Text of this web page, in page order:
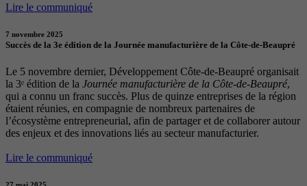
Lire le communiqué
7 novembre 2025
Succès de la 3e édition de la Journée manufacturière de la Côte-de-Beaupré
Le 5 novembre dernier, Développement Côte-de-Beaupré organisait
la 3ᵉ édition de la Journée manufacturière de la Côte-de-Beaupré,
qui a connu un franc succès. Plus de quinze entreprises de la région
étaient réunies, en compagnie de nombreux partenaires de
l’écosystème entrepreneurial, afin de partager et de collaborer autour
des enjeux et des innovations liés au secteur manufacturier.
Lire le communiqué